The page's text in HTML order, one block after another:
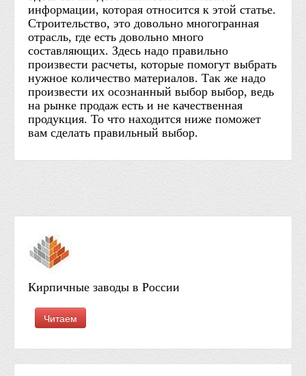
информации, которая относится к этой статье.
Строительство, это довольно многогранная
отрасль, где есть довольно много
составляющих. Здесь надо правильно
произвести расчеты, которые помогут выбрать
нужное количество материалов. Так же надо
произвести их осознанный выбор выбор, ведь
на рынке продаж есть и не качественная
продукция. То что находится ниже поможет
вам сделать правильный выбор.
Кирпичные заводы в России
Читаем